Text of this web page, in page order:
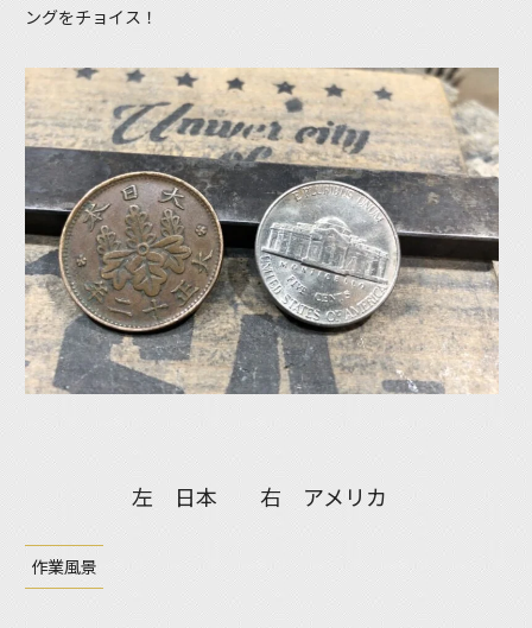
ングをチョイス！
左 日本 右 アメリカ
作業風景